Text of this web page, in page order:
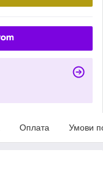
Оплата Умови